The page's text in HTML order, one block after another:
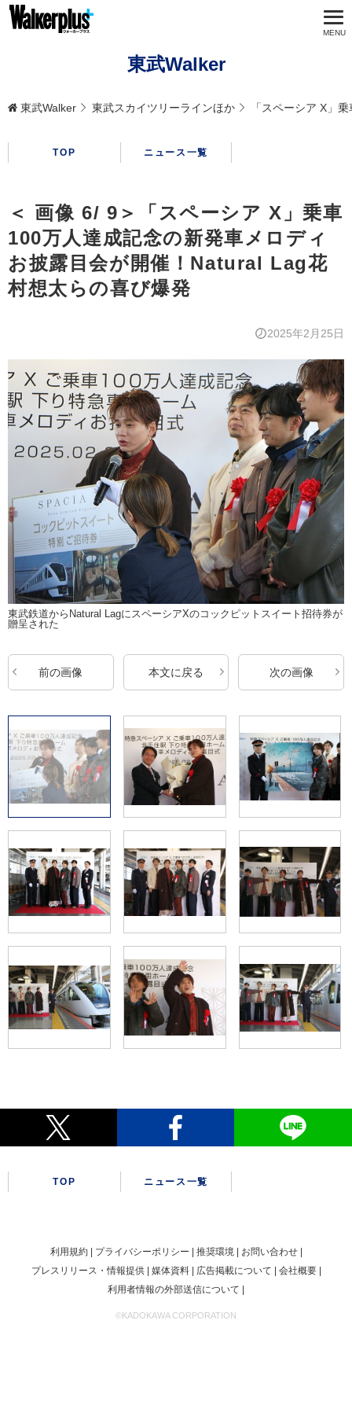
東武Walker
東武Walker 東武スカイツリーラインほか 「スペーシア X」
TOP ニュース一覧
＜ 画像 6/ 9＞「スペーシア X」乗車
100万人達成記念の新発車メロディ
お披露目会が開催！Natural Lag花
村想太らの喜び爆発
2025年2月25日
東武鉄道からNatural LagにスペーシアXのコックピットスイート招待券が
贈呈された
前の画像 本文に戻る 次の画像
TOP ニュース一覧
利用規約 プライバシーポリシー 推奨環境
お問い合わせ
プレスリリース・情報提供
媒体資料 広告掲載について
会社概要
利用者情報の外部送信について
©KADOKAWA CORPORATION